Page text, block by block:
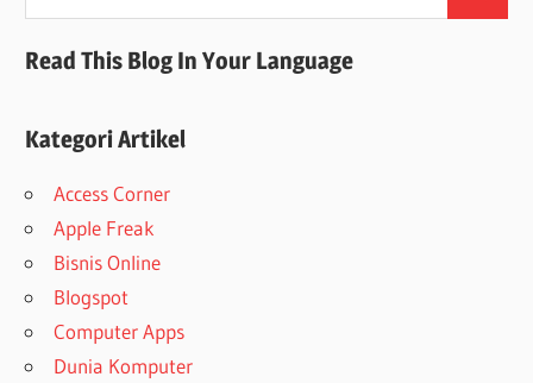
Search
Read This Blog In Your Language
Kategori Artikel
Access Corner
Apple Freak
Bisnis Online
Blogspot
Computer Apps
Dunia Komputer